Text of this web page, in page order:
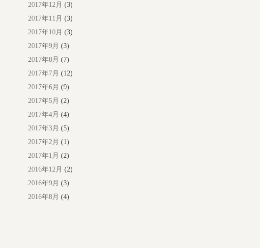
2017年12月 (3)
2017年11月 (3)
2017年10月 (3)
2017年9月 (3)
2017年8月 (7)
2017年7月 (12)
2017年6月 (9)
2017年5月 (2)
2017年4月 (4)
2017年3月 (5)
2017年2月 (1)
2017年1月 (2)
2016年12月 (2)
2016年9月 (3)
2016年8月 (4)